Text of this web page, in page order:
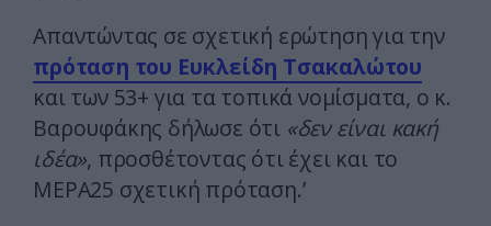
Απαντώντας σε σχετική ερώτηση για την
πρόταση του Ευκλείδη Τσακαλώτου
και των 53+ για τα τοπικά νομίσματα, ο κ.
Βαρουφάκης δήλωσε ότι «δεν είναι κακή
ιδέα», προσθέτοντας ότι έχει και το
ΜΕΡΑ25 σχετική πρόταση.’